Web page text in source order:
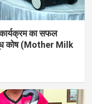
कार्यक्रम का सफल
कोष (Mother Milk